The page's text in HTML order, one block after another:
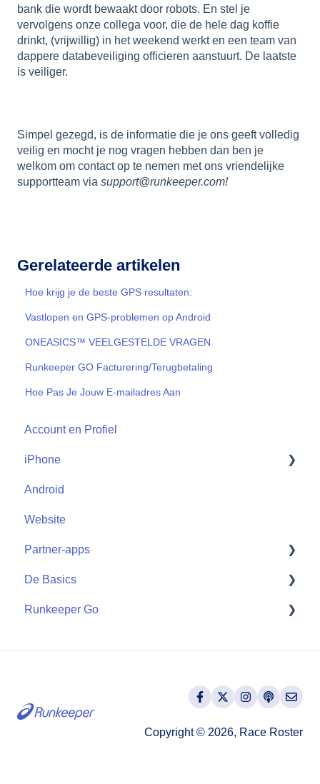
bank die wordt bewaakt door robots. En stel je
vervolgens onze collega voor, die de hele dag koffie
drinkt, (vrijwillig) in het weekend werkt en een team van
dappere databeveiliging officieren aanstuurt. De laatste
is veiliger.
Simpel gezegd, is de informatie die je ons geeft volledig
veilig en mocht je nog vragen hebben dan ben je
welkom om contact op te nemen met ons vriendelijke
supportteam via support@runkeeper.com!
Gerelateerde artikelen
Hoe krijg je de beste GPS resultaten:
Vastlopen en GPS-problemen op Android
ONEASICS™ VEELGESTELDE VRAGEN
Runkeeper GO Facturering/Terugbetaling
Hoe Pas Je Jouw E-mailadres Aan
Account en Profiel
iPhone
Start
Android
Website
Partner-apps
Partner-apps
De Basics
Getting Started
Runkeeper Go
Copyright © 2026, Race Roster